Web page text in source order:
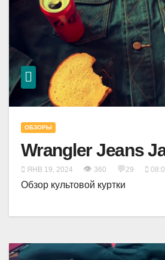
ОБЗОРЫ
Wrangler Jeans
ЯНВ 19, 2024 👁 360 💬29
Обзор культовой куртки